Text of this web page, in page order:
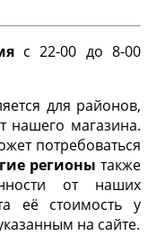
с 22-00 до 8-00
для районов,
нашего магазина.
потребоваться
регионы также
от наших
её стоимость у
на сайте.